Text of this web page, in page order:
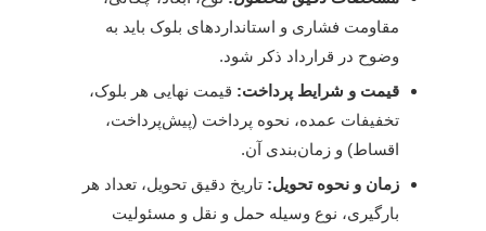
مقاومت فشاری و استانداردهای بلوک باید به
وضوح در قرارداد ذکر شود.
قیمت و شرایط پرداخت: قیمت نهایی هر بلوک،
تخفیفات عمده، نحوه پرداخت (پیش‌پرداخت،
اقساط) و زمان‌بندی آن.
زمان و نحوه تحویل: تاریخ دقیق تحویل، تعداد هر
بارگیری، نوع وسیله حمل و نقل و مسئولیت